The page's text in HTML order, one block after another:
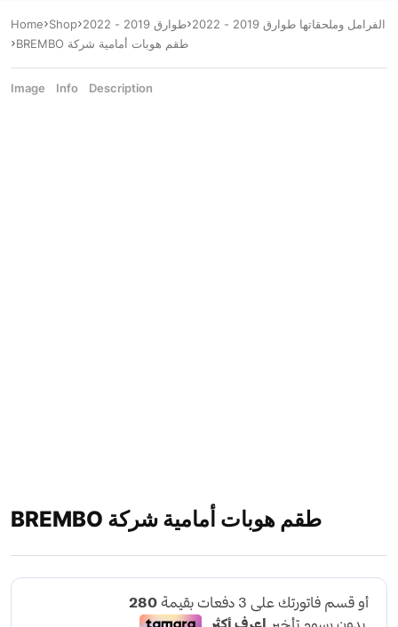
Home Shop طوارق 2019 - 2022
الفرامل وملحقاتها طوارق 2019 - 2022
BREMBO طقم هوبات أمامية شركة
Image Info Description
BREMBO طقم هوبات أمامية شركة